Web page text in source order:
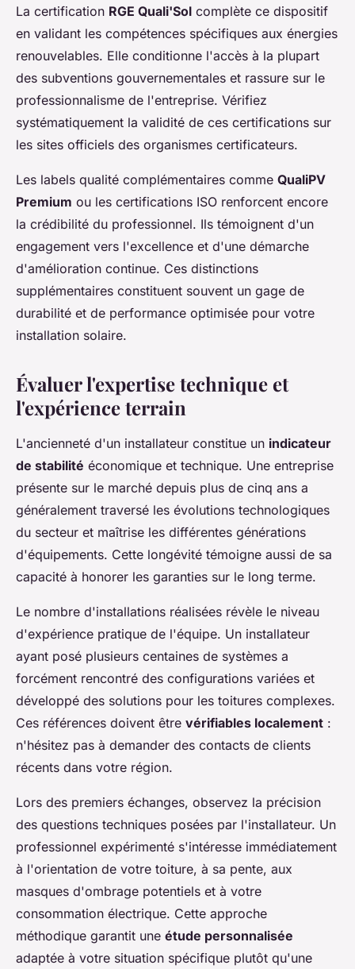
La certification RGE Quali'Sol complète ce dispositif
en validant les compétences spécifiques aux énergies
renouvelables. Elle conditionne l'accès à la plupart
des subventions gouvernementales et rassure sur le
professionnalisme de l'entreprise. Vérifiez
systématiquement la validité de ces certifications sur
les sites officiels des organismes certificateurs.
Les labels qualité complémentaires comme QualiPV
Premium ou les certifications ISO renforcent encore
la crédibilité du professionnel. Ils témoignent d'un
engagement vers l'excellence et d'une démarche
d'amélioration continue. Ces distinctions
supplémentaires constituent souvent un gage de
durabilité et de performance optimisée pour votre
installation solaire.
Évaluer l'expertise technique et
l'expérience terrain
L'ancienneté d'un installateur constitue un indicateur
de stabilité économique et technique. Une entreprise
présente sur le marché depuis plus de cinq ans a
généralement traversé les évolutions technologiques
du secteur et maîtrise les différentes générations
d'équipements. Cette longévité témoigne aussi de sa
capacité à honorer les garanties sur le long terme.
Le nombre d'installations réalisées révèle le niveau
d'expérience pratique de l'équipe. Un installateur
ayant posé plusieurs centaines de systèmes a
forcément rencontré des configurations variées et
développé des solutions pour les toitures complexes.
Ces références doivent être vérifiables localement :
n'hésitez pas à demander des contacts de clients
récents dans votre région.
Lors des premiers échanges, observez la précision
des questions techniques posées par l'installateur. Un
professionnel expérimenté s'intéresse immédiatement
à l'orientation de votre toiture, à sa pente, aux
masques d'ombrage potentiels et à votre
consommation électrique. Cette approche
méthodique garantit une étude personnalisée
adaptée à votre situation spécifique plutôt qu'une